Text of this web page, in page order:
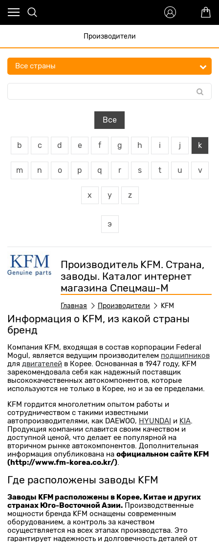
Производители
Все
b c d e f g h i j k
m n o p q r s t u v
x y z
э
Производитель KFM. Страна,
заводы. Каталог интернет
магазина Спецмаш-М
Главная Производители KFM
Информация о KFM, из какой страны
бренд
Компания KFM, входящая в состав корпорации Federal
Mogul, является ведущим производителем подшипников
для двигателей в Корее. Основанная в 1947 году, KFM
зарекомендовала себя как надежный поставщик
высококачественных автокомпонентов, которые
используются не только в Корее, но и за ее пределами.
KFM гордится многолетним опытом работы и
сотрудничеством с такими известными
автопроизводителями, как DAEWOO, HYUNDAI и KIA.
Продукция компании славится своим качеством и
доступной ценой, что делает ее популярной на
вторичном рынке автокомпонентов. Дополнительная
информация опубликована на официальном сайте KFM
(http://www.fm-korea.co.kr/).
Где расположены заводы KFM
Заводы KFM расположены в Корее, Китае и других
странах Юго-Восточной Азии. Производственные
мощности бренда KFM оснащены современным
оборудованием, а контроль за качеством
осуществляется на всех этапах производства. Это
гарантирует надежность и долговечность деталей от